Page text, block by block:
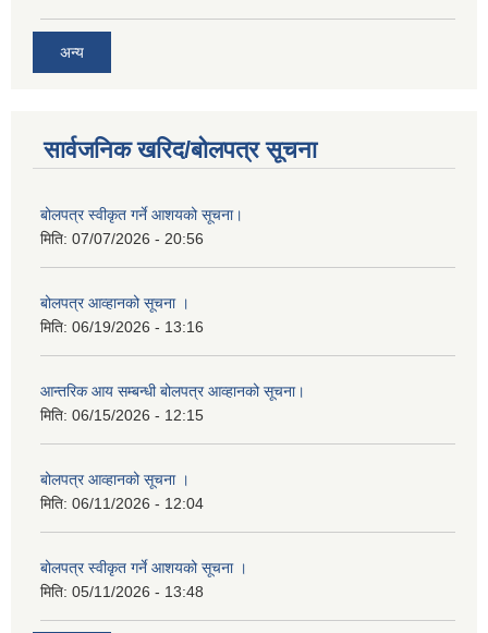
अन्य
सार्वजनिक खरिद/बोलपत्र सूचना
बोलपत्र स्वीकृत गर्ने आशयको सूचना।
मिति: 07/07/2026 - 20:56
बोलपत्र आव्हानको सूचना ।
मिति: 06/19/2026 - 13:16
आन्तरिक आय सम्बन्धी बोलपत्र आव्हानको सूचना।
मिति: 06/15/2026 - 12:15
बोलपत्र आव्हानको सूचना ।
मिति: 06/11/2026 - 12:04
बोलपत्र स्वीकृत गर्ने आशयको सूचना ।
मिति: 05/11/2026 - 13:48